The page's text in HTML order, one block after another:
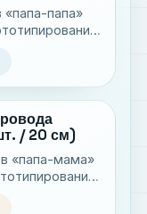
папа»
/ 20 см)
«папа-мама»